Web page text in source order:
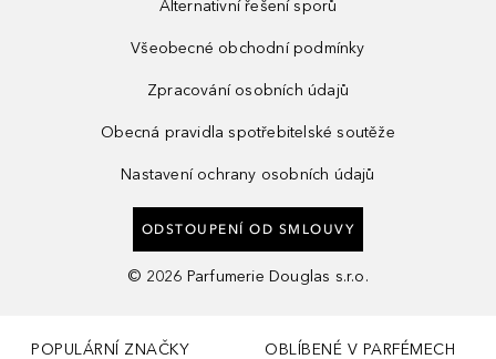
Alternativní řešení sporů
Všeobecné obchodní podmínky
Zpracování osobních údajů
Obecná pravidla spotřebitelské soutěže
Nastavení ochrany osobních údajů
ODSTOUPENÍ OD SMLOUVY
© 2026 Parfumerie Douglas s.r.o.
POPULÁRNÍ ZNAČKY OBLÍBENÉ V PARFÉMECH